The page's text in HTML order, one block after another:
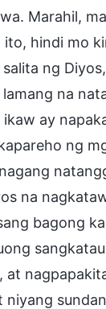
Marahil,
hindi mo
ng
na
ay
ng
na
bagong
at
niyang